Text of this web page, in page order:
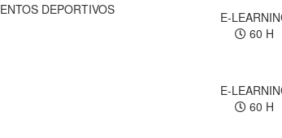
DEPORTIVOS
E-
60 H
E-
60 H